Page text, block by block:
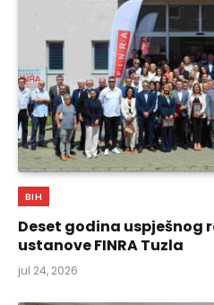
BIH
Deset godina uspješnog
ustanove FINRA Tuzla
jul 24, 2026